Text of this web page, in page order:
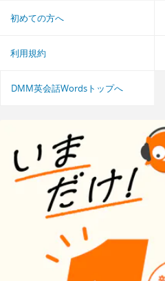
初めての方へ
利用規約
DMM英会話Wordsトップへ